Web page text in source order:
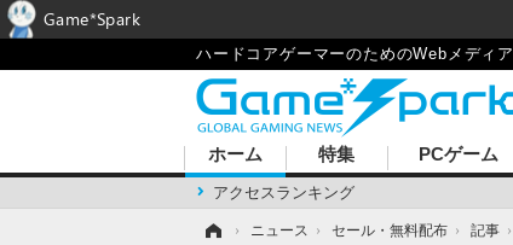
ハードコアゲーマーのためのWebメディア
ホーム
アクセスランキング
特集 PCゲーム
› ニュース › セール・無料配布 › 記事 ›
Game*Spark